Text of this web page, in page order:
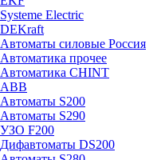
Systeme Electric
DEKraft
Автоматы силовые Россия
Автоматика прочее
Автоматика CHINT
ABB
Автоматы S200
Автоматы S290
УЗО F200
Дифавтоматы DS200